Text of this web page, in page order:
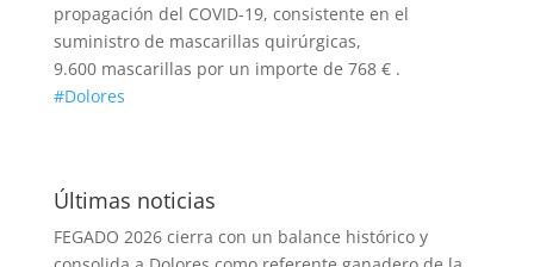
propagación del COVID-19, consistente en el
suministro de mascarillas quirúrgicas,
9.600 mascarillas por un importe de 768 € .
#Dolores
Últimas noticias
FEGADO 2026 cierra con un balance histórico y